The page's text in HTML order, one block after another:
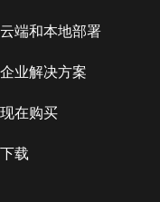
云端和本地部署
企业解决方案
现在购买
下载